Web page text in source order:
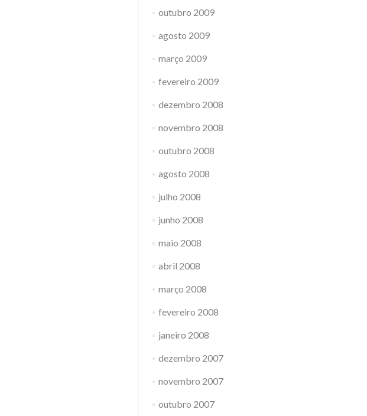
outubro 2009
agosto 2009
março 2009
fevereiro 2009
dezembro 2008
novembro 2008
outubro 2008
agosto 2008
julho 2008
junho 2008
maio 2008
abril 2008
março 2008
fevereiro 2008
janeiro 2008
dezembro 2007
novembro 2007
outubro 2007